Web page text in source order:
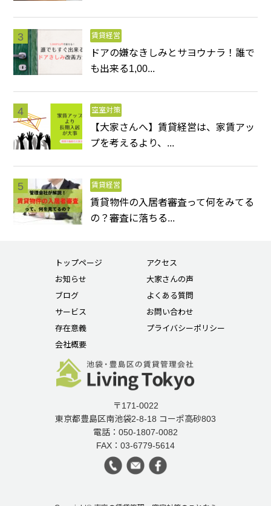
賃貸経営
ドアの嫌なきしみとサヨウナラ！誰で
も出来る1,00...
空室対策
【大家さんへ】賃貸経営は、家賃アッ
プを考えるより、...
賃貸経営
賃貸物件の入居者審査って何をみてる
の？審査に落ちる...
トップページ
お知らせ
ブログ
サービス
存在意義
会社概要
アクセス
大家さんの声
よくある質問
お問い合わせ
プライバシーポリシー
〒171-0022
東京都豊島区南池袋2-8-18 コーポ高砂803
電話：050-1807-0082
FAX：03-6779-5614